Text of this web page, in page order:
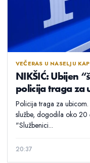
VEČERAS U NASELJU
NIKŠIĆ: Ubijen
policija traga za
Policija traga za ubicom.
službe, dogodila oko 20
"Službenici...
20:37